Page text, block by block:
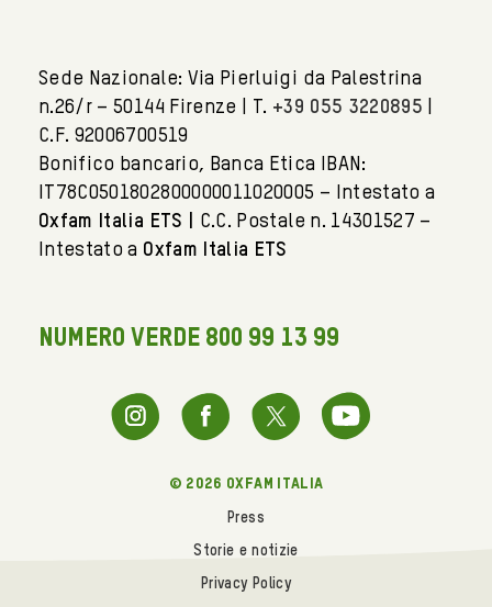
Sede Nazionale: Via Pierluigi da Palestrina
n.26/r – 50144 Firenze | T. +39 055 3220895
C.F. 92006700519
Bonifico bancario, Banca Etica IBAN:
IT78C0501802800000011020005 – Intestato a
Oxfam Italia ETS | C.C. Postale n. 14301527 –
Intestato a Oxfam Italia ETS
NUMERO VERDE 800 99 13 99
© 2026 oxfam italia
Press
Storie e notizie
Privacy Policy